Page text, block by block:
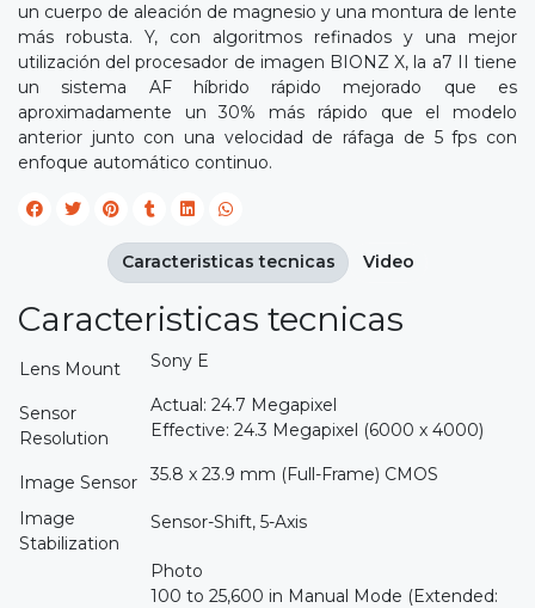
un cuerpo de aleación de magnesio y una montura de lente
más robusta. Y, con algoritmos refinados y una mejor
utilización del procesador de imagen BIONZ X, la a7 II tiene
un sistema AF híbrido rápido mejorado que es
aproximadamente un 30% más rápido que el modelo
anterior junto con una velocidad de ráfaga de 5 fps con
enfoque automático continuo.
Caracteristicas tecnicas
Lens Mount Sony E
Sensor
Resolution
Actual: 24.7 Megapixel
Effective: 24.3 Megapixel (6000 x 4000)
Image Sensor 35.8 x 23.9 mm (Full-Frame) CMOS
Image
Stabilization
Sensor-Shift, 5-Axis
Photo
100 to 25,600 in Manual Mode (Extended:
Caracteristicas tecnicas Video